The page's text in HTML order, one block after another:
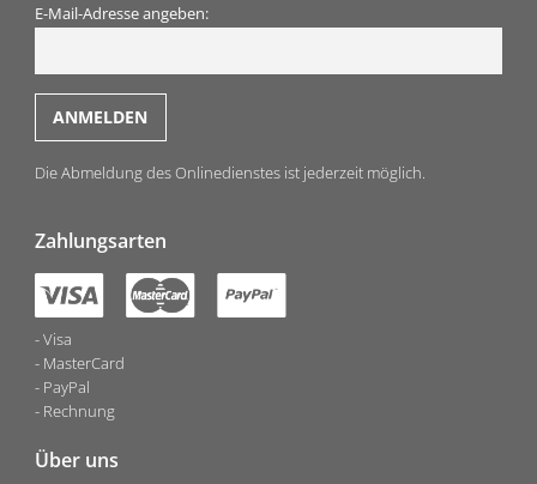
E-Mail-Adresse angeben:
Die Abmeldung des Onlinedienstes ist jederzeit möglich.
Zahlungsarten
Visa
MasterCard
PayPal
Rechnung
Über uns